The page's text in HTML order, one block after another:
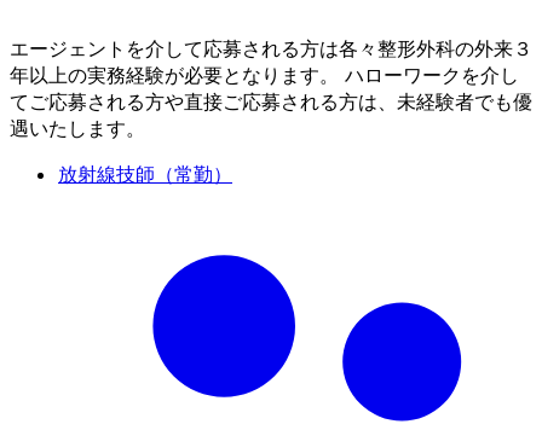
エージェントを介して応募される方は各々整形外科の外来３
年以上の実務経験が必要となります。 ハローワークを介し
てご応募される方や直接ご応募される方は、未経験者でも優
遇いたします。
放射線技師（常勤）